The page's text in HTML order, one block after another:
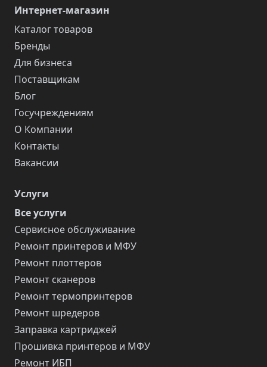
Интернет-магазин
Каталог товаров
Бренды
Для бизнеса
Поставщикам
Блог
Госучреждениям
О Компании
Контакты
Вакансии
Услуги
Все услуги
Сервисное обслуживание
Ремонт принтеров и МФУ
Ремонт плоттеров
Ремонт сканеров
Ремонт термопринтеров
Ремонт шредеров
Заправка картриджей
Прошивка принтеров и МФУ
Ремонт ИБП